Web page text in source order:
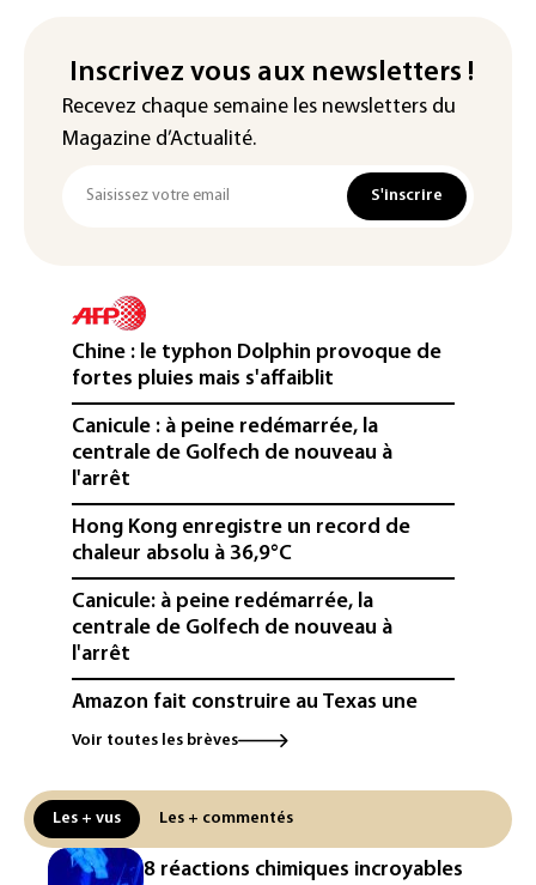
Inscrivez vous aux newsletters !
Recevez chaque semaine les newsletters du
Magazine d’Actualité.
S'inscrire
Chine : le typhon Dolphin provoque de
fortes pluies mais s'affaiblit
Canicule : à peine redémarrée, la
centrale de Golfech de nouveau à
l'arrêt
Hong Kong enregistre un record de
chaleur absolu à 36,9°C
Canicule: à peine redémarrée, la
centrale de Golfech de nouveau à
l'arrêt
Amazon fait construire au Texas une
immense centrale à gaz pour ses
L'UE demande à Meta et TikTok de
renforcer la surveillance et la
vérification des faits après l'affaire de
Voir toutes les brèves
Les + vus Les + commentés
8 réactions chimiques incroyables